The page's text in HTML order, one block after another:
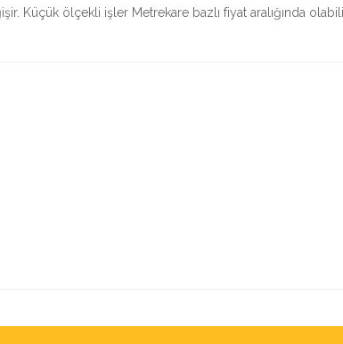
Küçük ölçekli işler Metrekare bazlı fiyat aralığında